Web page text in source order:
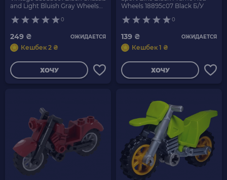
and Light Bluish Gray Wheels
0
249 ₴ ОЖИДАЕТСЯ
Кешбек 2 ₴
ХОЧУ
Wheels 18895c07 Black Б/У
0
139 ₴ ОЖИДАЕТСЯ
Кешбек 1 ₴
ХОЧУ